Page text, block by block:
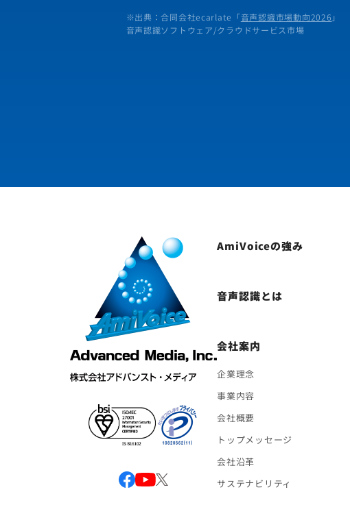
※出典：合同会社ecarlate「音声認識市場動向2026 」
音声認識ソフトウェア/クラウドサービス市場
AmiVoiceの強み
音声認識とは
会社案内
企業理念
事業内容
会社概要
トップメッセージ
会社沿革
サステナビリティ